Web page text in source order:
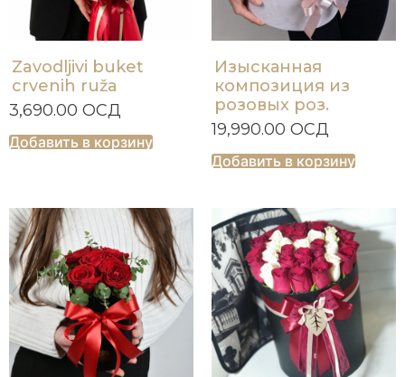
Zavodljivi buket
crvenih ruža
3,690.00 ОСД
Добавить в корзину
Изысканная
композиция из
розовых роз.
19,990.00 ОСД
Добавить в корзину